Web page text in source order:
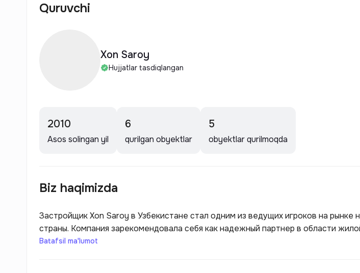
Quruvchi
Xon Saroy
Hujjatlar tasdiqlangan
2010
Asos solingan yil
6
qurilgan obyektlar
5
obyektlar qurilmoqda
Biz haqimizda
Застройщик Xon Saroy в Узбекистане стал одним из ведущих игроков на рынке
страны. Компания зарекомендовала себя как надежный партнер в области
застройки, реализуя высококачественные проекты, которые соответствуют
Batafsil ma'lumot